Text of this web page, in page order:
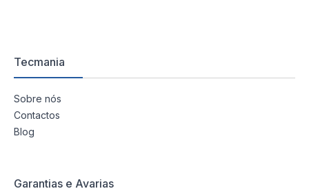
Tecmania
Sobre nós
Contactos
Blog
Garantias e Avarias